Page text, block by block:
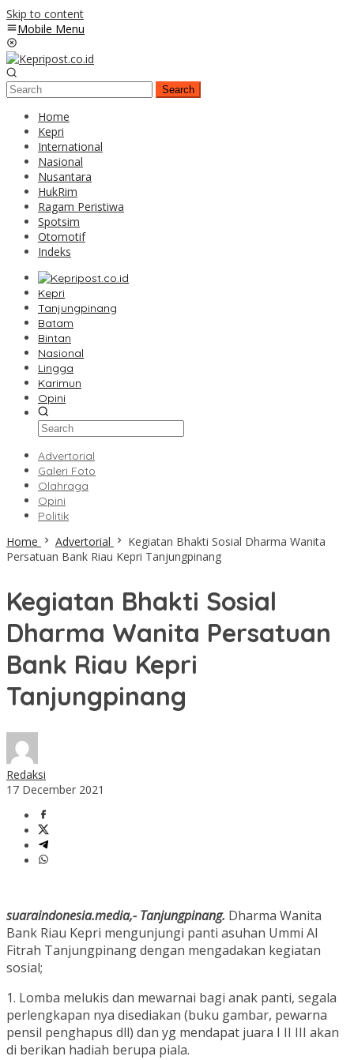
Skip to content
Mobile Menu
Search
Home
Kepri
International
Nasional
Nusantara
HukRim
Ragam Peristiwa
Spotsim
Otomotif
Indeks
Kepri
Tanjungpinang
Batam
Bintan
Nasional
Lingga
Karimun
Opini
Advertorial
Galeri Foto
Olahraga
Opini
Politik
Home Advertorial
Kegiatan Bhakti Sosial Dharma Wanita
Persatuan Bank Riau Kepri Tanjungpinang
Kegiatan Bhakti Sosial
Dharma Wanita Persatuan
Bank Riau Kepri
Tanjungpinang
Redaksi
17 December 2021
suaraindonesia.media,- Tanjungpinang. Dharma Wanita
Bank Riau Kepri mengunjungi panti asuhan Ummi Al
Fitrah Tanjungpinang dengan mengadakan kegiatan
sosial;
1. Lomba melukis dan mewarnai bagi anak panti, segala
perlengkapan nya disediakan (buku gambar, pewarna
pensil penghapus dll) dan yg mendapat juara I II III akan
di berikan hadiah berupa piala.